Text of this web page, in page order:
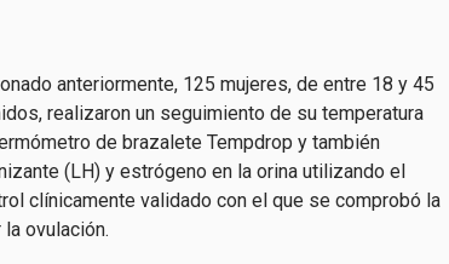
anteriormente, 125 mujeres, de entre 18 y 45
realizaron un seguimiento de su temperatura
de brazalete Tempdrop y también
(LH) y estrógeno en la orina utilizando el
clínicamente validado con el que se comprobó la
ovulación.